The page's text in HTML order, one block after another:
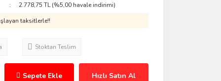
2.778,75 TL (%5,00 havale indirimi)
taksitlerle!!
Stoktan Teslim
Sepete Ekle Hızlı Satın Al